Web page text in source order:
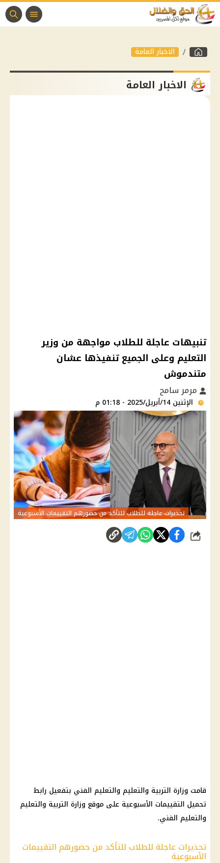
الاخبار العامة
الاخبار العامة
تنبيهات عاجلة للطلاب مواجهة من وزير
التعليم وعلى الجميع تنفيذها عشان
متندموش
مرمر سامح
الإثنين 14/أبريل/2025 - 01:18 م
تحذيرات عاجلة للطلاب للتأكد من حضورهم التقييمات الأسبوعية
شارك
قامت وزارة التربية والتعليم والتعليم الفني بتفعيل رابط
تحميل التقييمات الأسبوعية على موقع وزارة التربية والتعليم
والتعليم الفني.
تحذيرات عاجلة للطلاب للتأكد من حضورهم التقييمات
الأسبوعية